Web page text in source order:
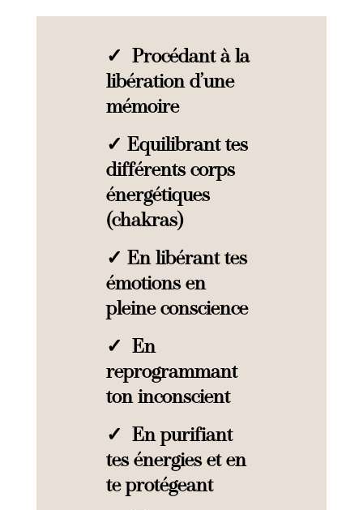
✓ Procédant à la
libération d’une
mémoire
✓ Equilibrant tes
différents corps
énergétiques
(chakras)
✓ En libérant tes
émotions en
pleine conscience
✓ En
reprogrammant
ton inconscient
✓ En purifiant
tes énergies et en
te protégeant